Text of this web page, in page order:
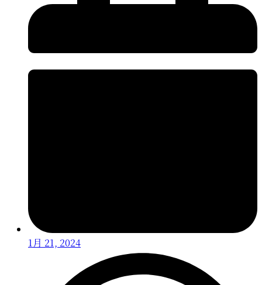
1月 21, 2024